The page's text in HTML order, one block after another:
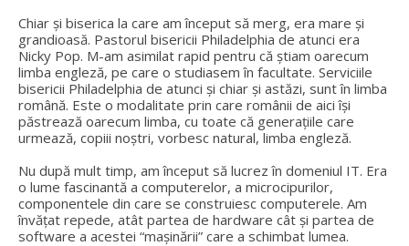
Chiar și biserica la care am început să merg, era mare și
grandioasă. Pastorul bisericii Philadelphia de atunci era
Nicky Pop. M-am asimilat rapid pentru că știam oarecum
limba engleză, pe care o studiasem în facultate. Serviciile
bisericii Philadelphia de atunci și chiar și astăzi, sunt în limba
română. Este o modalitate prin care românii de aici își
păstrează oarecum limba, cu toate că generațiile care
urmează, copiii noștri, vorbesc natural, limba engleză.
Nu după mult timp, am început să lucrez în domeniul IT. Era
o lume fascinantă a computerelor, a microcipurilor,
componentele din care se construiesc computerele. Am
învățat repede, atât partea de hardware cât și partea de
software a acestei “mașinării” care a schimbat lumea.